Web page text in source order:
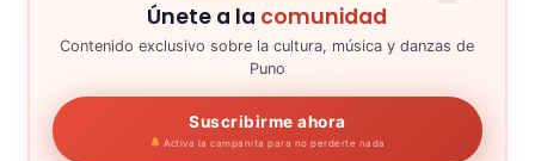
Únete a la comunidad
Contenido exclusivo sobre la cultura, música y danzas de
Puno
Suscribirme ahora
Activa la campanita para no perderte nada